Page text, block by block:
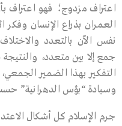
اعتراف مزدوج؛ فهو اعتراف
العمران بذراع الإنسان وفكر
نفس الآن بالتعدد
جمع إلا بين متعدد،
التفكير بهذا الضمير
وسيادة “بؤس الدهرانية”
جرم الإسلام كل أشكال